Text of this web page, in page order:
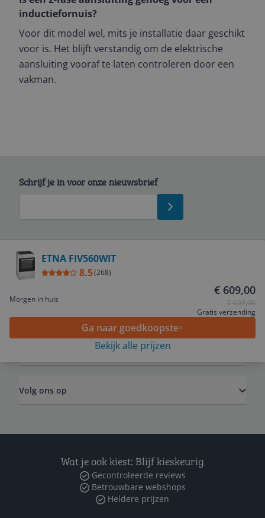
inductiefornuis?
Voor dit model wel, mits je installatie daar geschikt
voor is. Het blijft verstandig om de elektrische
aansluiting vooraf te laten controleren door een
vakman.
ETNA FIV560WIT
8.5(268)
Morgen in huis
€ 609,00
€ 659,00
Gratis verzending
Ga naar goedkoopste
Bekijk alle prijzen
Schrijf je in voor onze nieuwsbrief
Service
Volg ons op
Wat je ook kiest: Blijf kieskeurig
Gecontroleerde reviews
Betrouwbare webshops
Heldere prijzen